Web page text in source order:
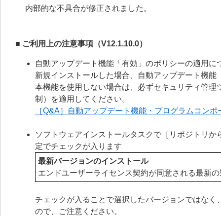
内部的な不具合が修正されました。
■ ご利用上の注意事項（V12.1.10.0）
自動アップデート機能「有効」のポリシーの適用に
新規インストールした場合、自動アップデート機
本機能を使用しない場合は、必ずセキュリティ管
制）を適用してください。
［Q&A］自動アップデート機能・プログラムコン
ソフトウェアインストールタスクで［リポジトリ
定でチェックが入ります
最新バージョンのインストール
エンドユーザーライセンス契約が同意される最新
チェックが入ることで選択したバージョンではな
ので、ご注意ください。